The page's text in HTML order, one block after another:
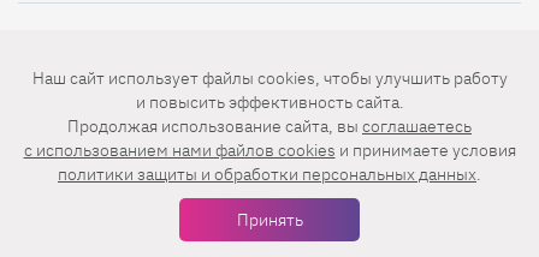
Еженедельная рассылка с лучшими статьями
Наш сайт использует файлы cookies, чтобы улучшить работу
и повысить эффективность сайта.
Продолжая использование сайта, вы соглашаетесь
c использованием нами файлов cookies и принимаете условия
политики защиты и обработки персональных данных.
Принять